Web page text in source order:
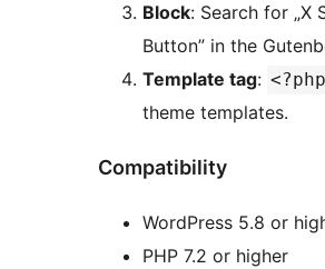
Block: Search for „X
Button” in the
Template tag:
theme templates.
Compatibility
WordPress 5.8 or
PHP 7.2 or higher